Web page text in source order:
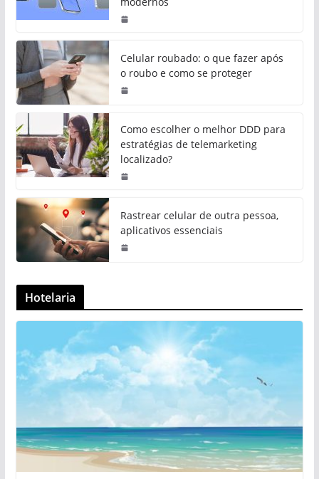
Celular roubado: o que fazer após
o roubo e como se proteger
Como escolher o melhor DDD para
estratégias de telemarketing
localizado?
Rastrear celular de outra pessoa,
aplicativos essenciais
Hotelaria